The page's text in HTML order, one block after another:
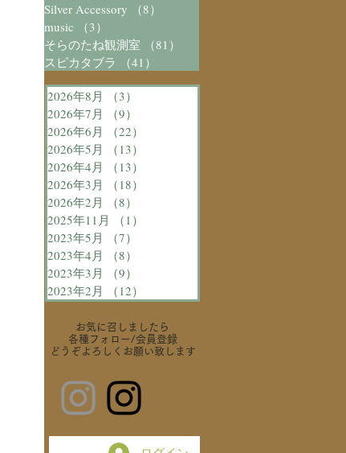
Silver Accessory
（8）
music
（3）
そらのたね観測室
（81）
スピカタブラ
（41）
2026年8月 （3）
2026年7月
（9）
2026年6月
（22）
2026年5月
（13）
2026年4月
（13）
2026年3月
（18）
2026年2月
（8）
2025年11月
（1）
2023年5月
（7）
2023年4月
（8）
2023年3月
（9）
2023年2月
（12）
お気に召しましたら
各種フォロー/会員登録
どうぞよろしくお願い致します